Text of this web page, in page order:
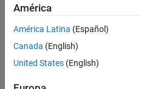
Ordenar por
América
América Latina (Español)
Canada (English)
United States (English)